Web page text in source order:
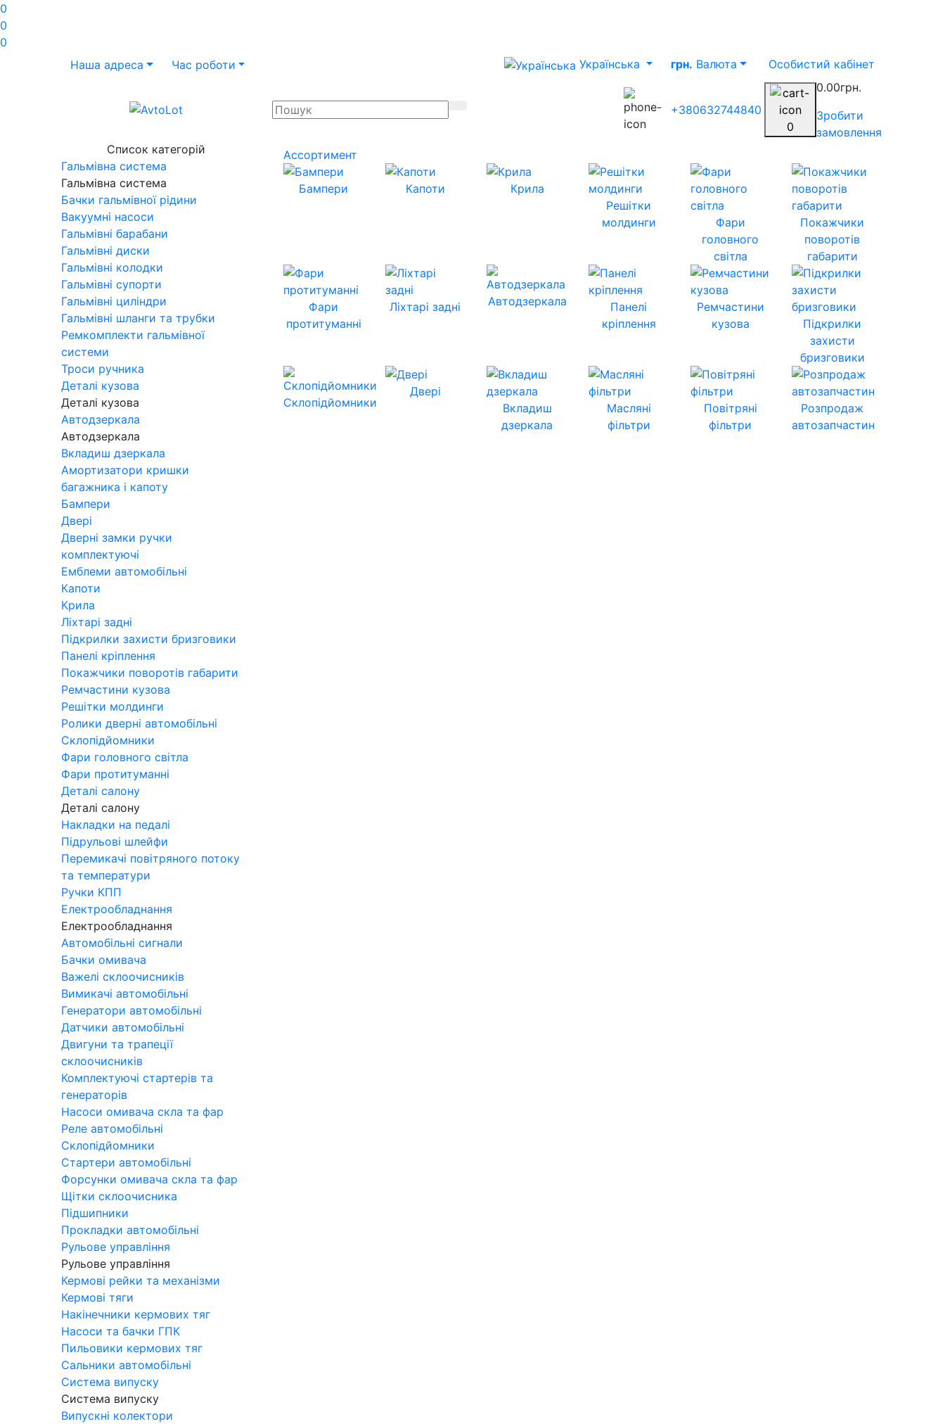
0
0
0
Наша адреса
Час роботи Українська грн. Валюта Особистий кабінет
+380632744840
0
0.00грн.
Зробити
замовлення
Список категорій
Гальмівна система
Гальмівна система
Бачки гальмівної рідини
Вакуумні насоси
Гальмівні барабани
Гальмівні диски
Гальмівні колодки
Гальмівні супорти
Гальмівні циліндри
Гальмівні шланги та трубки
Ремкомплекти гальмівної
системи
Троси ручника
Деталі кузова
Деталі кузова
Автодзеркала
Автодзеркала
Вкладиш дзеркала
Амортизатори кришки
багажника і капоту
Бампери
Двері
Дверні замки ручки
комплектуючі
Емблеми автомобільні
Капоти
Крила
Ліхтарі задні
Підкрилки захисти бризговики
Панелі кріплення
Покажчики поворотів габарити
Ремчастини кузова
Решітки молдинги
Ролики дверні автомобільні
Склопідйомники
Фари головного світла
Фари протитуманні
Деталі салону
Деталі салону
Накладки на педалі
Підрульові шлейфи
Перемикачі повітряного потоку
та температури
Ручки КПП
Електрообладнання
Електрообладнання
Автомобільні сигнали
Бачки омивача
Важелі склоочисників
Вимикачі автомобільні
Генератори автомобільні
Датчики автомобільні
Двигуни та трапеції
склоочисників
Комплектуючі стартерів та
генераторів
Насоси омивача скла та фар
Реле автомобільні
Склопідйомники
Стартери автомобільні
Форсунки омивача скла та фар
Щітки склоочисника
Підшипники
Прокладки автомобільні
Рульове управління
Рульове управління
Кермові рейки та механізми
Кермові тяги
Накінечники кермових тяг
Насоси та бачки ГПК
Пильовики кермових тяг
Сальники автомобільні
Система випуску
Система випуску
Випускні колектори
Ассортимент
Бампери Капоти
Крила
Решітки
молдинги
Фари
головного
світла
Покажчики
поворотів
габарити
Фари
протитуманні
Ліхтарі задні Автодзеркала
Панелі
кріплення
Ремчастини
кузова
Підкрилки
захисти
бризговики
Склопідйомники
Двері
Вкладиш
дзеркала
Масляні
фільтри
Повітряні
фільтри
Розпродаж
автозапчастин